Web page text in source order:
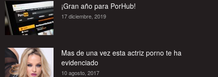
¡Gran año para PorHub!
17 diciembre, 2019
Mas de una vez esta actriz porno te ha
evidenciado
10 agosto, 2017